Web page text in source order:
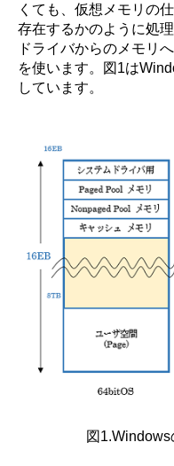
くても、仮想メモリの
存在するかのように処
ドライバからのメモリ
を使います。図1は
しています。
図